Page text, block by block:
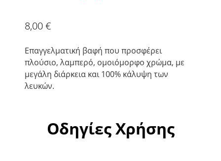
8,00€
Επαγγελματική βαφή που προσφέρει
πλούσιο, λαμπερό, ομοιόμορφο χρώμα, με
μεγάλη διάρκεια και 100% κάλυψη των
λευκών.
Οδηγίες Χρήσης